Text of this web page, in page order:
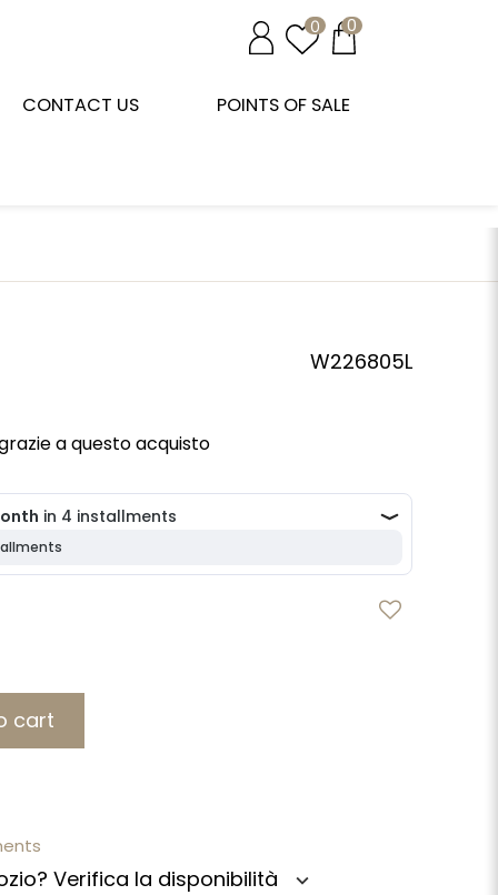
0 0
CONTACT US POINTS OF SALE
W226805L
a questo acquisto
cart
Verifica la disponibilità expand_more